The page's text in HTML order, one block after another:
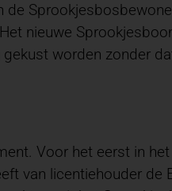
de
nieuwe
gekust worden zonder
Voor het eerst in
van licentiehouder de